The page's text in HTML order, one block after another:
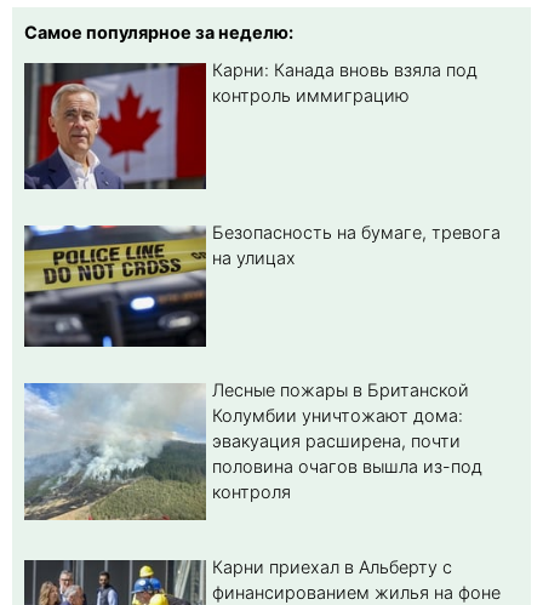
Самое популярное за неделю:
Карни: Канада вновь взяла под
контроль иммиграцию
Безопасность на бумаге, тревога
на улицах
Лесные пожары в Британской
Колумбии уничтожают дома:
эвакуация расширена, почти
половина очагов вышла из-под
контроля
Карни приехал в Альберту с
финансированием жилья на фоне